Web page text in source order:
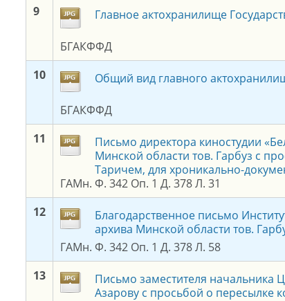
9
Главное актохранилище
БГАКФФД
10 Общий вид главного
БГАКФФД
11
Письмо директора киностудии
Минской области тов. Гарбуз с
Таричем, для хроникально-
ГАМн. Ф. 342 Оп. 1 Д. 378 Л. 31
12
Благодарственное письмо
архива Минской области тов.
ГАМн. Ф. 342 Оп. 1 Д. 378 Л. 58
13
Письмо заместителя начальника
Азарову с просьбой о пересылке